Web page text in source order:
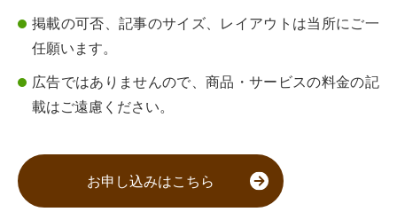
掲載の可否、記事のサイズ、レイアウトは当所にご一
任願います。
広告ではありませんので、商品・サービスの料金の記
載はご遠慮ください。
お申し込みはこちら